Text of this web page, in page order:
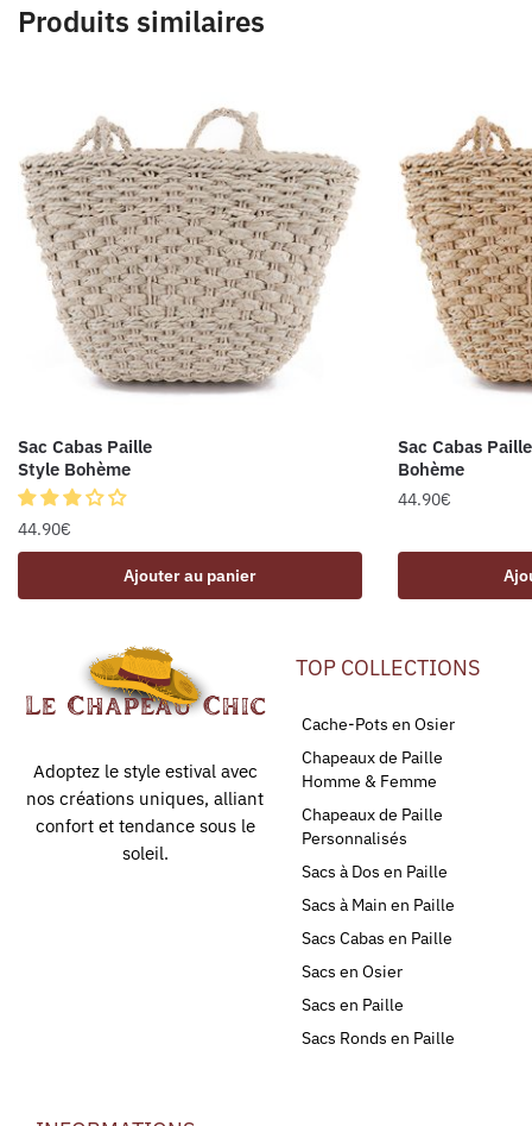
Produits similaires
Sac Cabas Paille
Style Bohème
44.90€
Ajouter au panier
Sac Cabas Paille
Bohème
44.90€
Adoptez le style estival avec
nos créations uniques, alliant
confort et tendance sous le
soleil.
TOP COLLECTIONS
Cache-Pots en Osier
Chapeaux de Paille
Homme & Femme
Chapeaux de Paille
Personnalisés
Sacs à Dos en Paille
Sacs à Main en Paille
Sacs Cabas en Paille
Sacs en Osier
Sacs en Paille
Sacs Ronds en Paille